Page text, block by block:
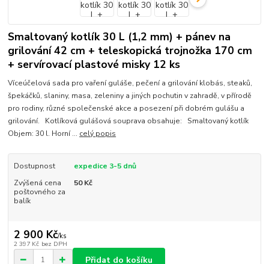
Smaltovaný kotlík 30 L (1,2 mm) + pánev na
grilování 42 cm + teleskopická trojnožka 170 cm
+ servírovací plastové misky 12 ks
Víceúčelová sada pro vaření guláše, pečení a grilování klobás, steaků,
špekáčků, slaniny, masa, zeleniny a jiných pochutin v zahradě, v přírodě
pro rodiny, různé společenské akce a posezení při dobrém gulášu a
grilování. Kotlíková gulášová souprava obsahuje: Smaltovaný kotlík
Objem: 30 l. Horní ... celý popis
Dostupnost
expedice 3-5 dnů
Zvýšená cena
poštovného za
balík
50 Kč
2 900 Kč/ks
2 397 Kč bez DPH
Přidat do košíku